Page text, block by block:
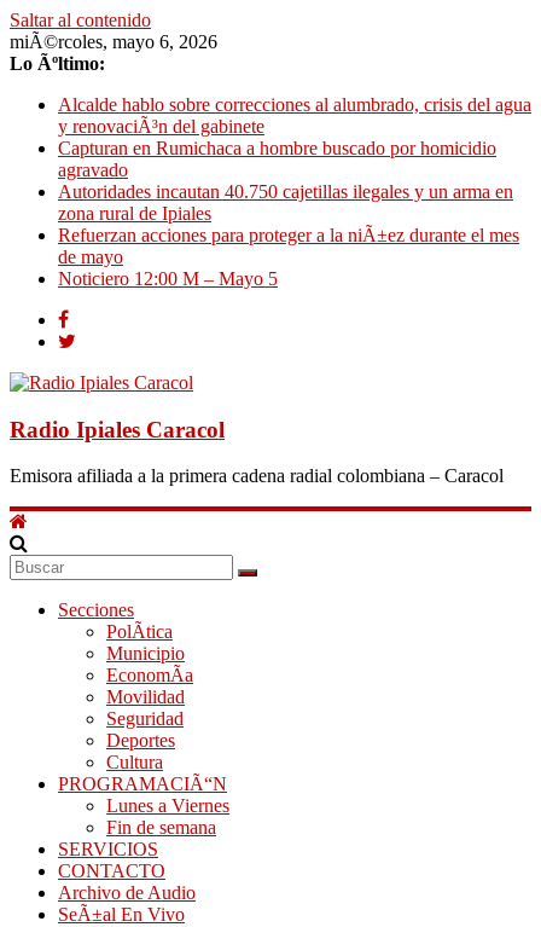
Saltar al contenido
miÃ©rcoles, mayo 6, 2026
Lo Ãºltimo:
Alcalde hablo sobre correcciones al alumbrado, crisis del agua
y renovaciÃ³n del gabinete
Capturan en Rumichaca a hombre buscado por homicidio
agravado
Autoridades incautan 40.750 cajetillas ilegales y un arma en
zona rural de Ipiales
Refuerzan acciones para proteger a la niÃ±ez durante el mes
de mayo
Noticiero 12:00 M – Mayo 5
Radio Ipiales Caracol
Emisora afiliada a la primera cadena radial colombiana – Caracol
Secciones
PolÃ­tica
Municipio
EconomÃ­a
Movilidad
Seguridad
Deportes
Cultura
PROGRAMACIÃ“N
Lunes a Viernes
Fin de semana
SERVICIOS
CONTACTO
Archivo de Audio
SeÃ±al En Vivo